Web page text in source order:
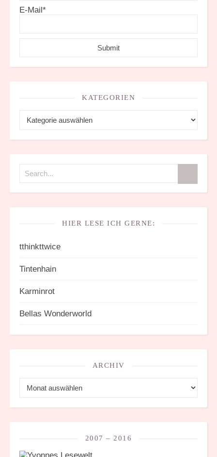
E-Mail*
KATEGORIEN
HIER LESE ICH GERNE:
tthinkttwice
Tintenhain
Karminrot
Bellas Wonderworld
ARCHIV
2007 – 2016